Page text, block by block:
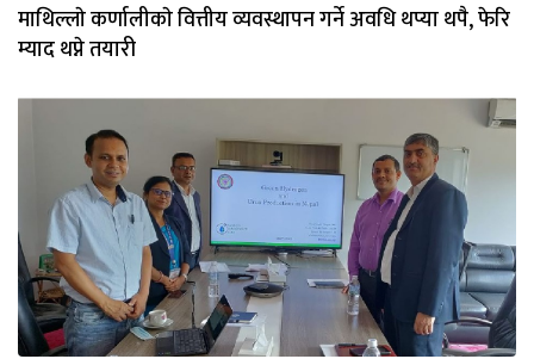
माथिल्लाे कर्णालीकाे वित्तीय व्यवस्थापन गर्ने अवधि थप्या थपै, फेरि
म्याद थप्ने तयारी